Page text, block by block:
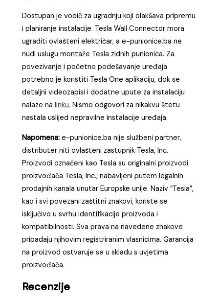
Dostupan je vodič za ugradnju koji olakšava pripremu
i planiranje instalacije. Tesla Wall Connector mora
ugraditi ovlašteni električar, a e-punionice.ba ne
nudi uslugu montaže Tesla zidnih punionica. Za
povezivanje i početno podešavanje uređaja
potrebno je koristiti Tesla One aplikaciju, dok se
detaljni videozapisi i dodatne upute za instalaciju
nalaze nalinku. Nismo odgovori za nikakvu štetu
nastala uslijed nepravilne instalacije uređaja.
Napomena: e-punionice.ba nije službeni partner,
distributer niti ovlašteni zastupnik Tesla, Inc.
Proizvodi označeni kao Tesla su originalni proizvodi
proizvođača Tesla, Inc., nabavljeni putem legalnih
prodajnih kanala unutar Europske unije. Naziv “Tesla”,
kao i svi povezani zaštitni znakovi, koriste se
isključivo u svrhu identifikacije proizvoda i
kompatibilnosti. Sva prava na navedene znakove
pripadaju njihovim registriranim vlasnicima. Garancija
na proizvod ostvaruje se u skladu s uvjetima
proizvođača.
Recenzije